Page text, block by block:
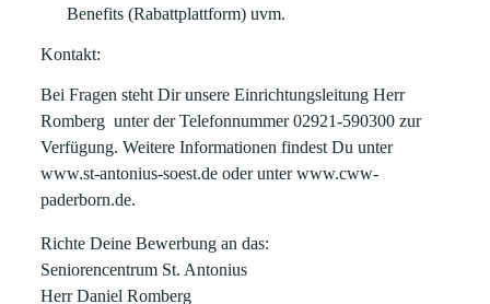
Benefits (Rabattplattform) uvm.
Kontakt:
Bei Fragen steht Dir unsere Einrichtungsleitung Herr
Romberg unter der Telefonnummer 02921-590300 zur
Verfügung. Weitere Informationen findest Du unter
www.st-antonius-soest.de oder unter www.cww-
paderborn.de.
Richte Deine Bewerbung an das:
Seniorencentrum St. Antonius
Herr Daniel Romberg